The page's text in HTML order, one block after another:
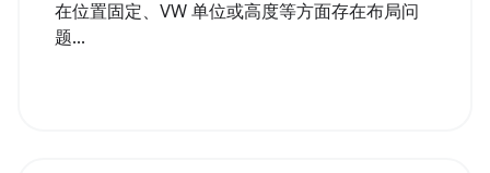
在位置固定、VW 单位或高度等方面存在布局问
题...